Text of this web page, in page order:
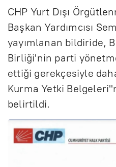
CHP Yurt Dışı
Başkan Yardımcısı
yayımlanan bildiride,
Birliği'nin parti
ettiği gerekçesiyle
Kurma Yetki
belirtildi.